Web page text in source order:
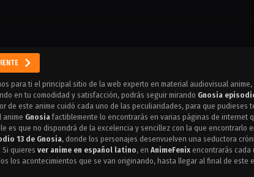
para ti el principal sitio de la web experto en material audiovisual
en tu comodidad y satisfacción, podrás seguir mirando Gnosia
de este anime cuidó cada uno de las peculiaridades, para que pudieses
anime Gnosiafactiblemente lo encontrarás en varias páginas de internet
es que no dispondrá de la excelencia y sencillez con la que encontrarlo
13 de Gnosia, donde los personajes desenvuelven una seductora
. Si quieres ver anime en español latino, en AnimeFenix encontrarás cada
los acontecimientos que se van originando, hasta llegar al final de este